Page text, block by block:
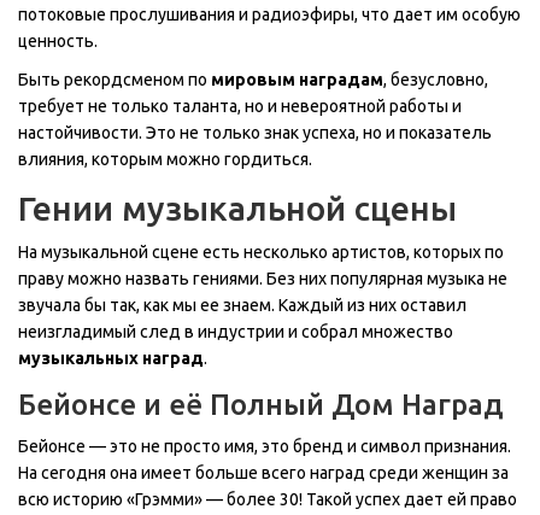
потоковые прослушивания и радиоэфиры, что дает им особую
ценность.
Быть рекордсменом по мировым наградам, безусловно,
требует не только таланта, но и невероятной работы и
настойчивости. Это не только знак успеха, но и показатель
влияния, которым можно гордиться.
Гении музыкальной сцены
На музыкальной сцене есть несколько артистов, которых по
праву можно назвать гениями. Без них популярная музыка не
звучала бы так, как мы ее знаем. Каждый из них оставил
неизгладимый след в индустрии и собрал множество
музыкальных наград.
Бейонсе и её Полный Дом Наград
Бейонсе — это не просто имя, это бренд и символ признания.
На сегодня она имеет больше всего наград среди женщин за
всю историю «Грэмми» — более 30! Такой успех дает ей право